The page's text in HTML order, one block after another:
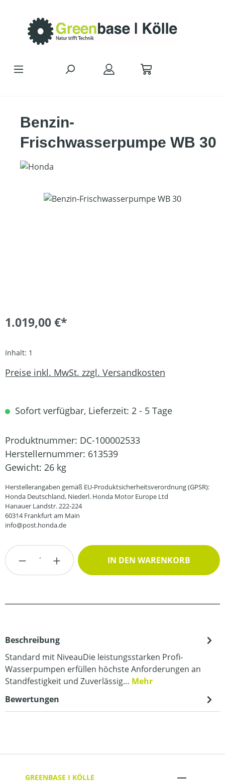
Benzin-
Frischwasserpumpe WB 30
Bildergalerie überspringen
1.019,00 €*
Inhalt: 1
Preise inkl. MwSt. zzgl. Versandkosten
Sofort verfügbar, Lieferzeit: 2 - 5 Tage
Produktnummer: DC-100002533
Herstellernummer: 613539
Gewicht: 26 kg
Herstellerangaben gemäß EU-Produktsicherheitsverordnung (GPSR):
Honda Deutschland, Niederl. Honda Motor Europe Ltd
Hanauer Landstr. 222-224
60314 Frankfurt am Main
info@post.honda.de
Produkt Anzahl: Gib den gewünschten
IN DEN WARENKORB
Beschreibung
Standard mit NiveauDie leistungsstarken Profi-
Wasserpumpen erfüllen höchste Anforderungen an
Standfestigkeit und Zuverlässig… Mehr
Bewertungen
GREENBASE I KÖLLE